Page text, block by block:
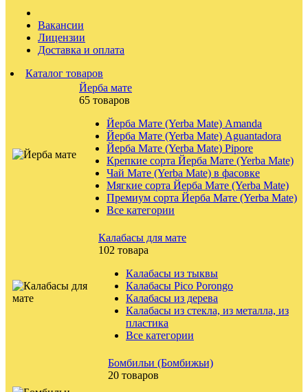
Вакансии
Лицензии
Доставка и оплата
Каталог товаров
Йерба мате
65 товаров
Йерба Мате (Yerba Mate) Amanda
Йерба Мате (Yerba Mate) Aguantadora
Йерба Мате (Yerba Mate) Pipore
Крепкие сорта Йерба Мате (Yerba Mate)
Чай Мате (Yerba Mate) в фасовке
Мягкие сорта Йерба Мате (Yerba Mate)
Премиум сорта Йерба Мате (Yerba Mate)
Все категории
Калабасы для мате
102 товара
Калабасы из тыквы
Калабасы Pico Porongo
Калабасы из дерева
Калабасы из стекла, из металла, из
пластика
Все категории
Бомбильи (Бомбижьи)
20 товаров